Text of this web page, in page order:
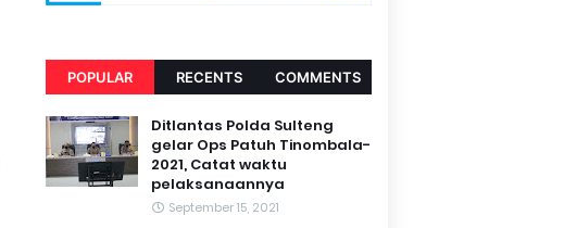
POPULAR RECENTS COMMENTS
Ditlantas Polda Sulteng
gelar Ops Patuh Tinombala-
2021, Catat waktu
pelaksanaannya
September 15, 2021